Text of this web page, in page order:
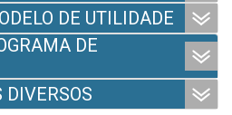
DE UTILIDADE
DE
DIVERSOS